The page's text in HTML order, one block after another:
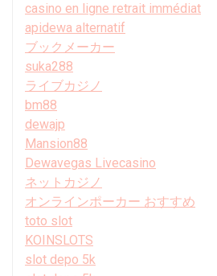
casino en ligne retrait immédiat
apidewa alternatif
ブックメーカー
suka288
ライブカジノ
bm88
dewajp
Mansion88
Dewavegas Livecasino
ネットカジノ
オンラインポーカー おすすめ
toto slot
KOINSLOTS
slot depo 5k